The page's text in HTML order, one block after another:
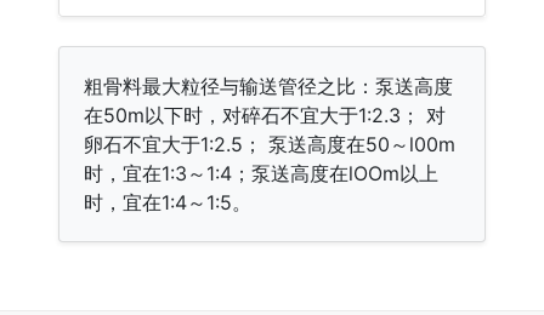
粗骨料最大粒径与输送管径之比：泵送高度
在50m以下时，对碎石不宜大于1:2.3； 对
卵石不宜大于1:2.5； 泵送高度在50～l00m
时，宜在1:3～1:4；泵送高度在lOOm以上
时，宜在1:4～1:5。